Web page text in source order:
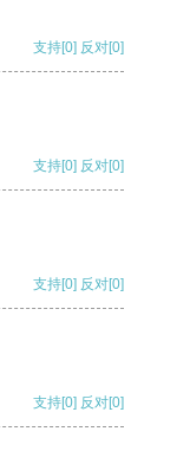
支持[0] 反对[0]
支持[0] 反对[0]
支持[0] 反对[0]
支持[0] 反对[0]